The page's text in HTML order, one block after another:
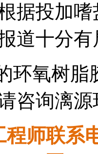
据投加
道十分
环氧树
咨询漓源
师联系